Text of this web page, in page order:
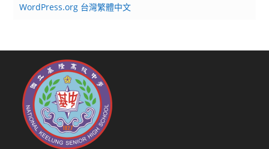
WordPress.org 台灣繁體中文